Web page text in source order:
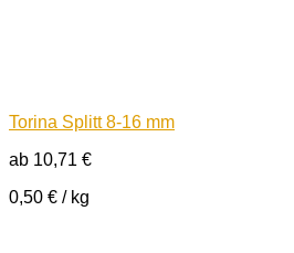
Torina Splitt 8-16 mm
ab 10,71 €
0,50 € / kg